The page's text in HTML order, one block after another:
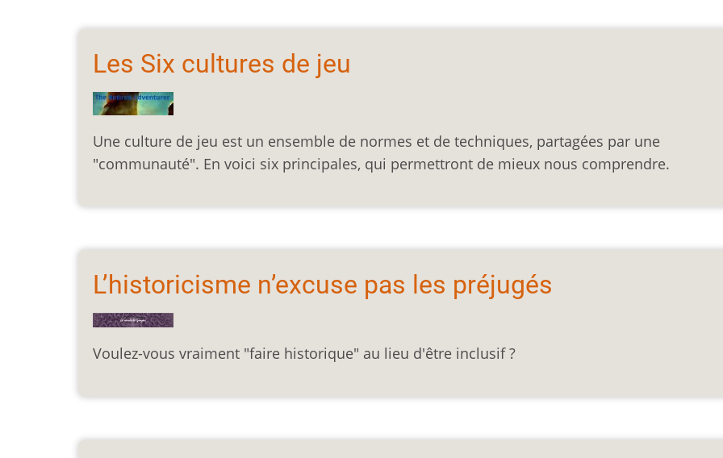
Les Six cultures de jeu
Une culture de jeu est un ensemble de normes et de techniques, partagées par une
"communauté". En voici six principales, qui permettront de mieux nous comprendre.
L’historicisme n’excuse pas les préjugés
Voulez-vous vraiment "faire historique" au lieu d'être inclusif ?